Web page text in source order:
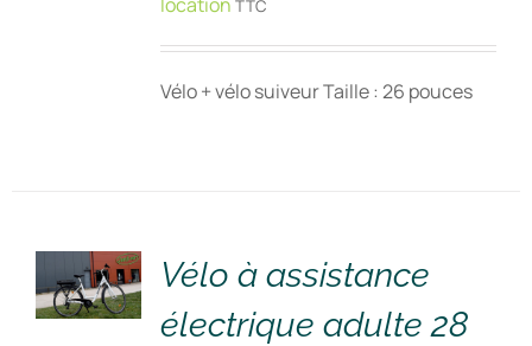
TTC
Vélo + vélo suiveur Taille : 26 pouces
DÉTAILS
Vélo à assistance
électrique adulte 28